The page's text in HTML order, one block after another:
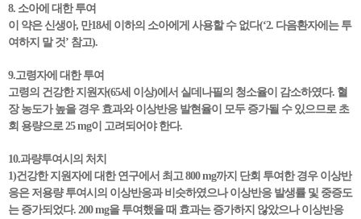
8. 소아에 대한 투여
이 약은 신생아, 만18세 이하의 소아에게 사용할 수 없다(‘2. 다음환자에는 투
여하지 말 것’ 참고).
9.고령자에 대한 투여
고령의 건강한 지원자(65세 이상)에서 실데나필의 청소율이 감소하였다. 혈
장 농도가 높을 경우 효과와 이상반응 발현율이 모두 증가될 수 있으므로 초
회 용량으로 25 mg이 고려되어야 한다.
10.과량투여시의 처치
1)건강한 지원자에 대한 연구에서 최고 800 mg까지 단회 투여한 경우 이상반
응은 저용량 투여시의 이상반응과 비슷하였으나 이상반응 발생률 및 중증도
는 증가되었다. 200 mg을 투여했을 때 효과는 증가하지 않았으나 이상반응